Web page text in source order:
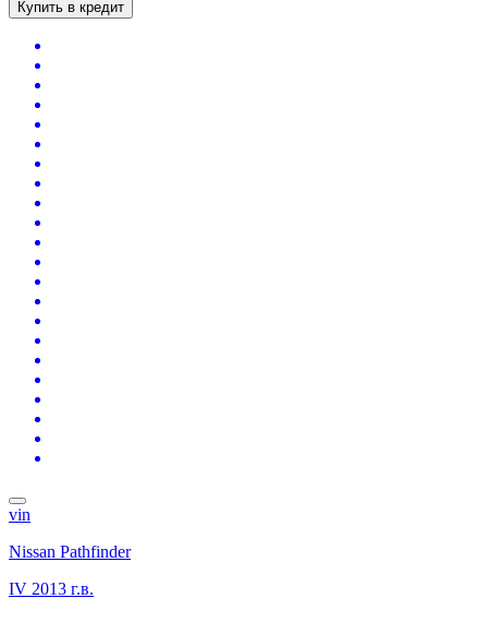
Купить в кредит
vin
Nissan Pathfinder
IV 2013 г.в.